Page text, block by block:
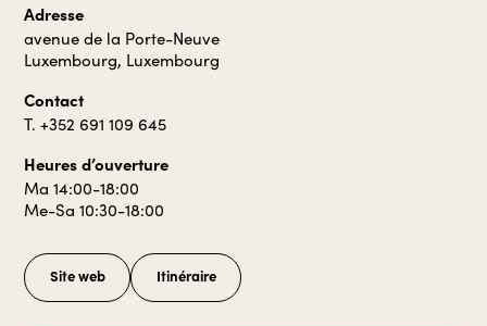
Adresse
avenue de la Porte-Neuve
Luxembourg, Luxembourg
Contact
T. +352 691 109 645
Heures d’ouverture
Ma 14:00-18:00
Me-Sa 10:30-18:00
Site web Itinéraire